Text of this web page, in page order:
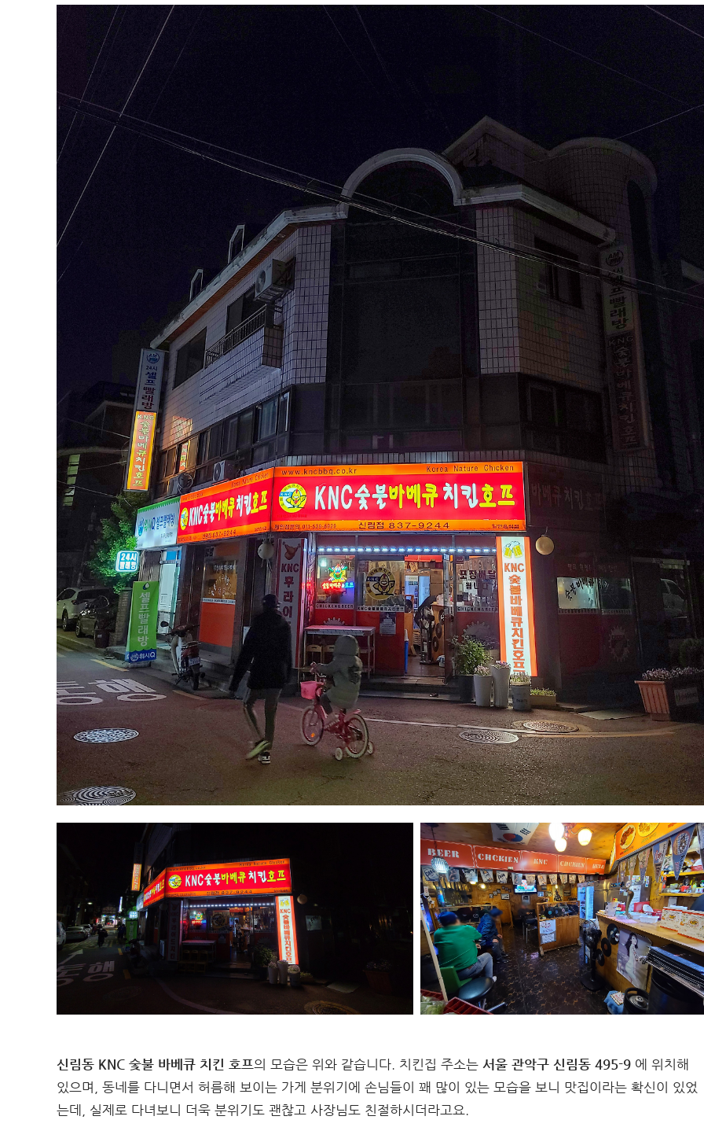
신림동 KNC 숯불 바베큐 치킨 호프의 모습은 위와 같습니다. 치킨집 주소는 서울 관악구 신림동 495-9 에 위치해
있으며, 동네를 다니면서 허름해 보이는 가게 분위기에 손님들이 꽤 많이 있는 모습을 보니 맛집이라는 확신이 있었
는데, 실제로 다녀보니 더욱 분위기도 괜찮고 사장님도 친절하시더라고요.